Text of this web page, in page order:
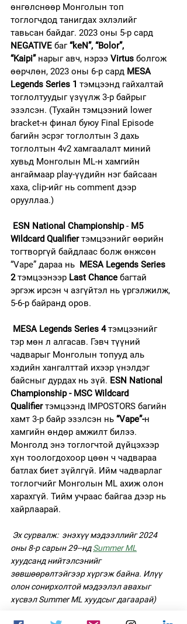
өнгөлснөөр Монголын топ
тоглогчдод танигдах эхлэлийг
тавьсан байдаг. 2023 оны 5-р сард
NEGATIVE баг “keN”, “Bolor”,
“Kaipi” нарыг авч, нэрээ Virtus болгож
өөрчлөн, 2023 оны 6-р сард MESA
Legends Series 1 тэмцээнд гайхалтай
тоглолтуудыг үзүүлж 3-р байрыг
эзэлсэн. (Тухайн тэмцээний lower
bracket-н финал буюу Final Episode
багийн эсрэг тоглолтын 3 дахь
тоглолтын 4v2 хамгаалалт миний
хувьд Монголын ML-н хамгийн
ангаймаар play-үүдийн нэг байсаан
хаха, clip-ийг нь comment дээр
орууллаа.)
ESN National Championship - M5
Wildcard Qualifier тэмцээнийг өөрийн
тогтворгүй байдлаас болж өнжсөн
“Vape” дараа нь MESA Legends Series
2 тэмцээнээр Last Chance багтай
эргэж ирсэн ч азгүйтэл нь үргэлжилж,
5-6-р байранд оров.
MESA Legends Series 4 тэмцээнийг
тэр мөн л алгасав. Гэвч түүний
чадварыг Монголын топууд аль
хэдийн хангалттай ихээр үнэлдэг
байсныг дурдах нь зүй. ESN National
Championship - MSC Wildcard
Qualifier тэмцээнд IMPOSTORS багийн
хамт 3-р байр эзэлсэн нь “Vape”-н
хамгийн өндөр амжилт билээ.
Монголд энэ тоглогчтой дүйцэхээр
хүн тоологдохоор цөөн ч чадвараа
батлах биет зүйлгүй. Ийм чадварлаг
тоглогчийг Монголын ML ахиж олон
харахгүй. Тийм учраас байгаа дээр нь
хайрлаарай.
оны 8-р сарын 29--нд Summer ML
хуудсанд нийтэлсэнийг
зөвшөөрөлтэйгээр хүргэж байна. Илүү
олон сонирхолтой мэдээлэл авахыг
хүсвэл Summer ML хуудсыг дагаарай)